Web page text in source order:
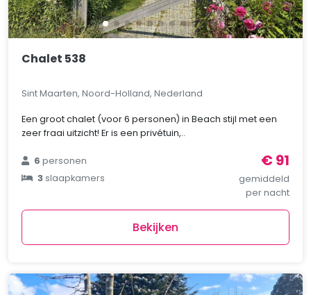
Chalet 538
Sint Maarten, Noord-Holland, Nederland
Een groot chalet (voor 6 personen) in Beach stijl met een
zeer fraai uitzicht! Er is een privétuin,..
6personen
3slaapkamers
€ 91
gemiddeld
per nacht
Bekijken